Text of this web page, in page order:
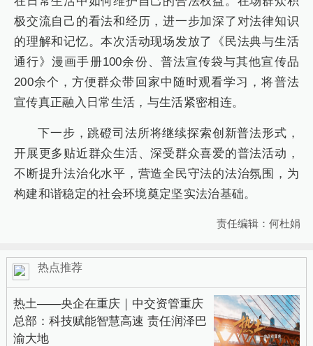
极交流自己的看法和经历，进一步加深了对法律知识
的理解和记忆。本次活动现场发放了《民法典与生活
通行》漫画手册100余份、普法宣传袋与其他宣传品
200余个，方便群众带回家中随时观看学习，将普法
宣传真正融入日常生活，与生活紧密相连。
下一步，跳磴司法所将继续探索创新普法形式，
开展更多贴近群众生活、深受群众喜爱的普法活动，
不断提升法治化水平，营造全民守法的法治氛围，为
构建和谐稳定的社会环境奠定坚实法治基础。
责任编辑：何杜娟
热点推荐
热土——央企在重庆｜中交资管重庆
总部：科技赋能智慧高速 责任润泽巴
渝大地